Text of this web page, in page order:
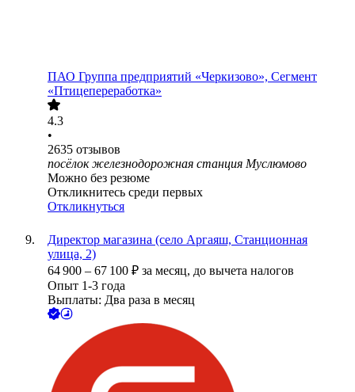
ПАО Группа предприятий «Черкизово», Сегмент
«Птицепереработка»
4.3
•
2635 отзывов
посёлок железнодорожная станция Муслюмово
Можно без резюме
Откликнитесь среди первых
Откликнуться
Директор магазина (село Аргаяш, Станционная
улица, 2)
64 900 – 67 100 ₽ за месяц, до вычета налогов
Опыт 1-3 года
Выплаты: Два раза в месяц